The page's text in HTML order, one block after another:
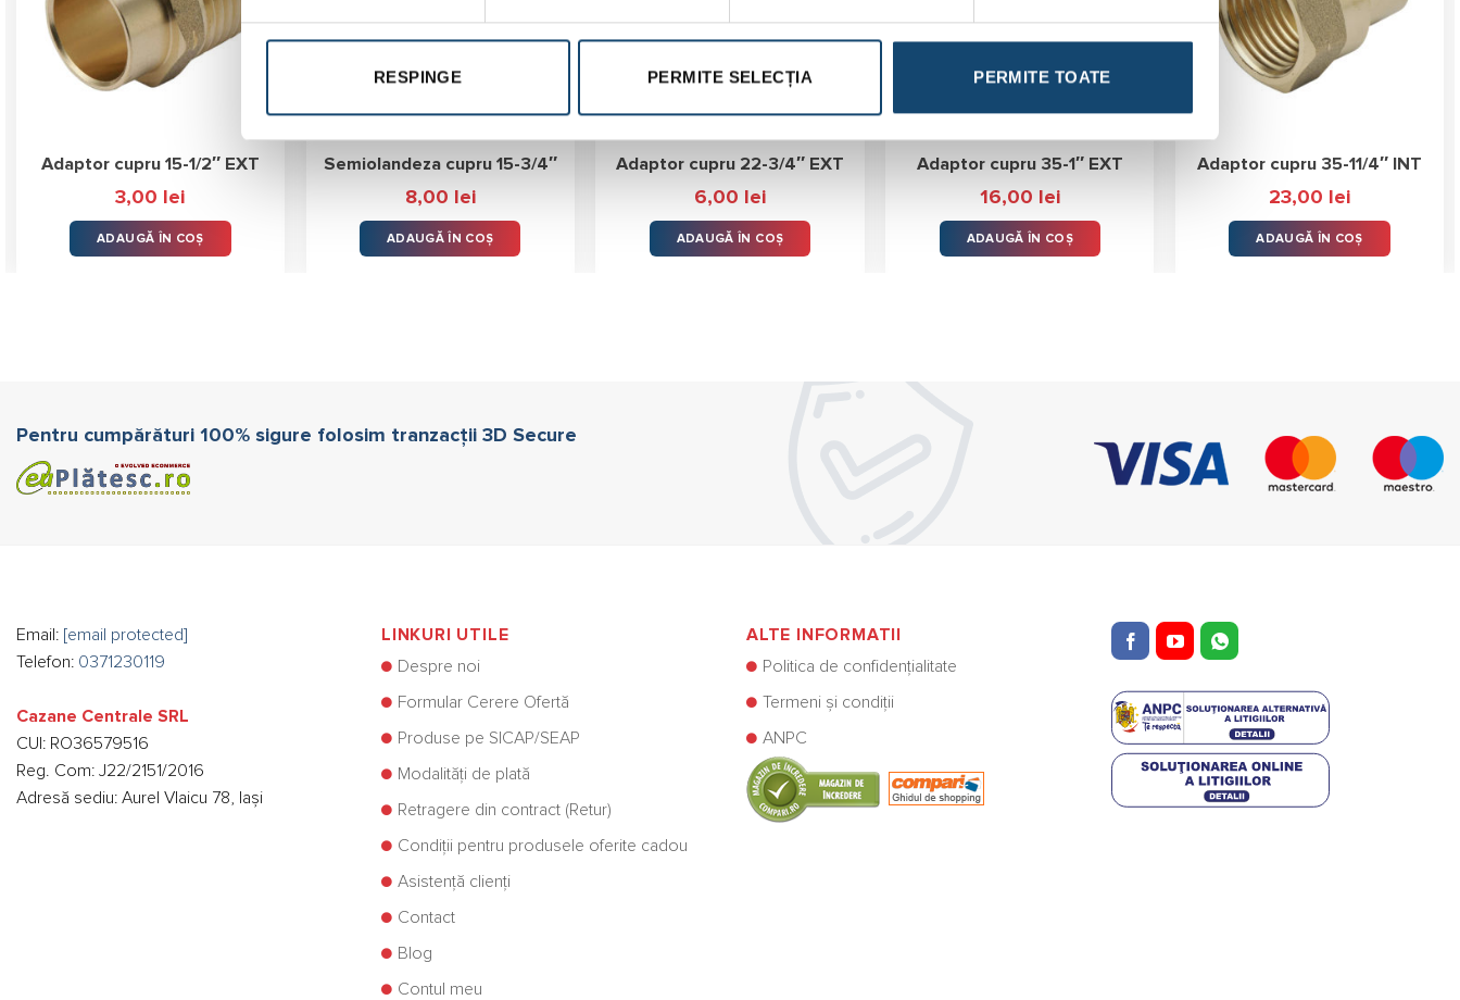
RESPINGE PERMITE SELECȚIA PERMITE TOATE
Adaptor cupru 15-1/2″ EXT
3,00 lei
ADAUGĂ ÎN COȘ
Semiolandeza cupru 15-3/4″
8,00 lei
ADAUGĂ ÎN COȘ
Adaptor cupru 22-3/4″ EXT
6,00 lei
ADAUGĂ ÎN COȘ
Adaptor cupru 35-1″ EXT
16,00 lei
ADAUGĂ ÎN COȘ
Adaptor cupru 35-11/4″ INT
23,00 lei
ADAUGĂ ÎN COȘ
Pentru cumpărături 100% sigure folosim tranzacții 3D Secure
Email: [email protected]
Telefon: 0371230119
Cazane Centrale SRL
CUI: RO36579516
Reg. Com: J22/2151/2016
Adresă sediu: Aurel Vlaicu 78, Iași
LINKURI UTILE
Despre noi
Formular Cerere Ofertă
Produse pe SICAP/SEAP
Modalități de plată
Retragere din contract (Retur)
Condiții pentru produsele oferite cadou
Asistență clienți
Contact
Blog
Contul meu
ALTE INFORMATII
Politica de confidențialitate
Termeni și condiții
ANPC